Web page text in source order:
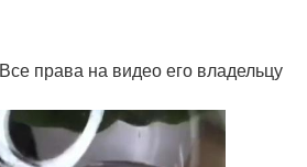
права на видео его владельцу